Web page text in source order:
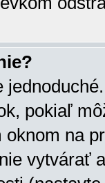
pokiaľ
oknom na
vytvárať